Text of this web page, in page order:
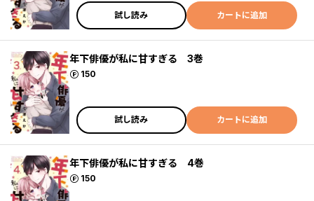
試し読み カートに追加
年下俳優が私に甘すぎる 3巻
150
ポイント
試し読み カートに追加
年下俳優が私に甘すぎる 4巻
150
ポイント